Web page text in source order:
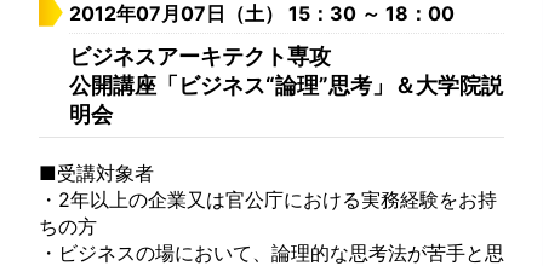
2012年07月07日（土） 15：30 ～ 18：00
ビジネスアーキテクト専攻
公開講座「ビジネス“論理”思考」＆大学院説
明会
■受講対象者
・2年以上の企業又は官公庁における実務経験をお持
ちの方
・ビジネスの場において、論理的な思考法が苦手と思